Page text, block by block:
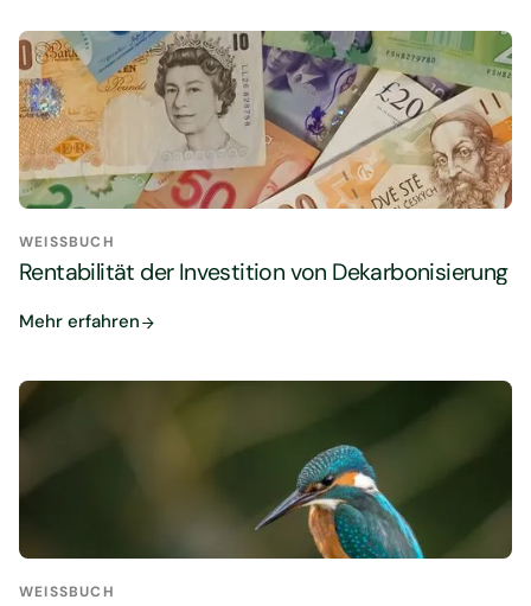
WEISSBUCH
Rentabilität der Investition von Dekarbonisierung
Mehr erfahren
WEISSBUCH